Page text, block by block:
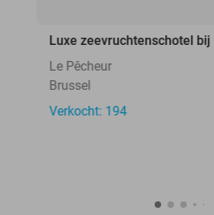
Luxe zeevruchtenschotel bij
Le Pêcheur
Brussel
Verkocht: 194